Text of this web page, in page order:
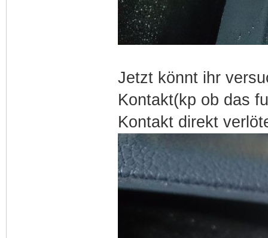
Jetzt könnt ihr
Kontakt(kp ob das
Kontakt direkt